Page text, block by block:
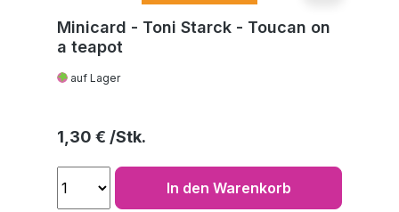
Minicard - Toni Starck - Toucan on
a teapot
auf Lager
Regulärer Preis:
1,30 €
In den Warenkorb